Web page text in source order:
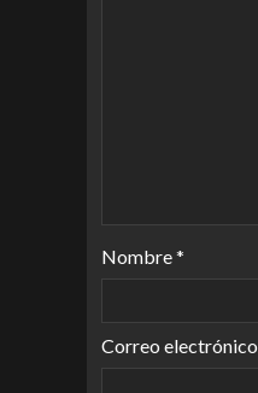
Nombre*
Correo electrónico